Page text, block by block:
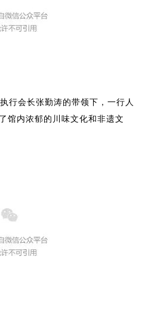
行会长张勤涛的带领下，一行人
馆内浓郁的川味文化和非遗文